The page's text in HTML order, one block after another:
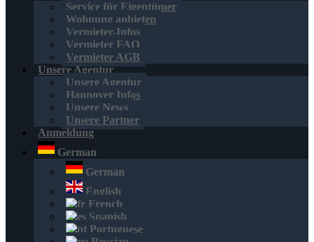
Service für Eigentümer
Wohnung anbieten
Vermieter-Infos
Vermieter FAQ
Vermieter AGB
Unsere Agentur
Unsere Agentur
Hannover Infos
Unsere News
Unsere Partner
Anmeldung
German
German
English
French
Spanish
Portuguese